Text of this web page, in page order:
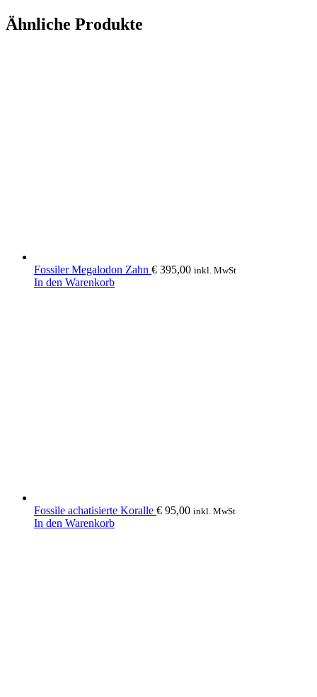
Ähnliche Produkte
Fossiler Megalodon Zahn € 395,00 inkl. MwSt
In den Warenkorb
Fossile achatisierte Koralle € 95,00 inkl. MwSt
In den Warenkorb